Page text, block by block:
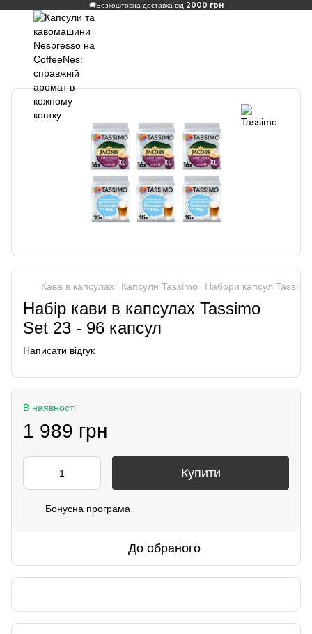
🚚Безкоштовна доставка від 2000 грн
Кава в капсулах Капсули Tassimo Набори капсул Tassimo
Набір кави в капсулах Tassimo
Set 23 - 96 капсул
Написати відгук
В наявності
1 989 грн
Купити
Бонусна програма
До обраного